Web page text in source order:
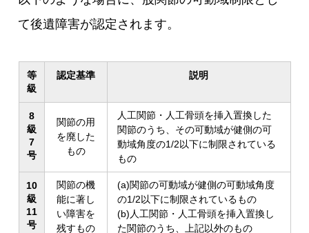
て後遺障害が認定されます。
等
級
認定基準 説明
8
級
7
号
関節の用
を廃した
もの
人工関節・人工骨頭を挿入置換した
関節のうち、その可動域が健側の可
動域角度の1/2以下に制限されている
もの
10
級
11
号
関節の機
能に著し
い障害を
残すもの
(a)関節の可動域が健側の可動域角度
の1/2以下に制限されているもの
(b)人工関節・人工骨頭を挿入置換し
た関節のうち、上記以外のもの